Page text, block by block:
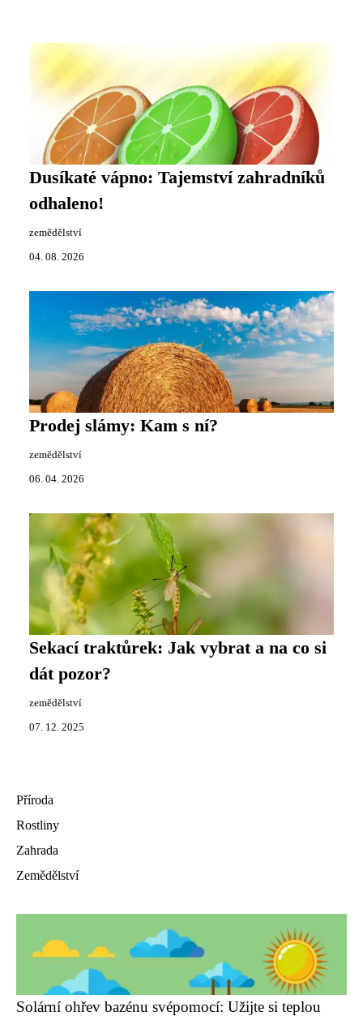
Dusíkaté vápno: Tajemství zahradníků
odhaleno!
zemědělství
04. 08. 2026
Prodej slámy: Kam s ní?
zemědělství
06. 04. 2026
Sekací traktůrek: Jak vybrat a na co si
dát pozor?
zemědělství
07. 12. 2025
Příroda
Rostliny
Zahrada
Zemědělství
Solární ohřev bazénu svépomocí: Užijte si teplou